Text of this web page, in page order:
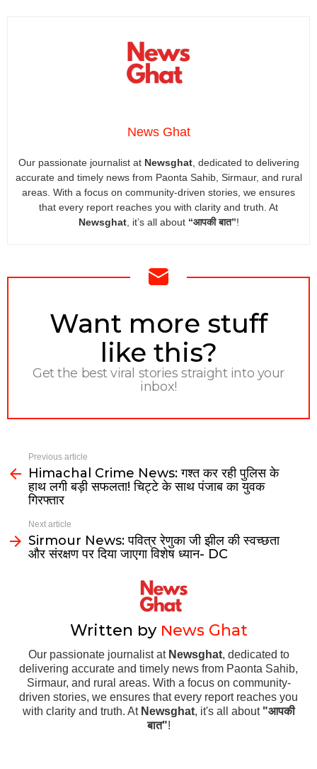
News Ghat
Our passionate journalist at Newsghat, dedicated to delivering
accurate and timely news from Paonta Sahib, Sirmaur, and rural
areas. With a focus on community-driven stories, we ensures
that every report reaches you with clarity and truth. At
Newsghat, it’s all about “आपकी बात”!
NEWSLETTER
Want more stuff
like this?
Get the best viral stories straight into your
inbox!
Previous article
Himachal Crime News: गश्त कर रही पुलिस के
हाथ लगी बड़ी सफलता! चिट्टे के साथ पंजाब का युवक
गिरफ्तार
Next article
Sirmour News: पवित्र रेणुका जी झील की स्वच्छता
और संरक्षण पर दिया जाएगा विशेष ध्यान- DC
Written by News Ghat
Our passionate journalist at Newsghat, dedicated to
delivering accurate and timely news from Paonta Sahib,
Sirmaur, and rural areas. With a focus on community-
driven stories, we ensures that every report reaches you
with clarity and truth. At Newsghat, it's all about "आपकी
बात"!